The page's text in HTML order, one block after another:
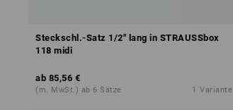
Steckschl.-Satz 1/2" lang in STRAUSSbox
118 midi
ab 85,56 €
(m. MwSt.) ab 6 Sätze 1 Variante